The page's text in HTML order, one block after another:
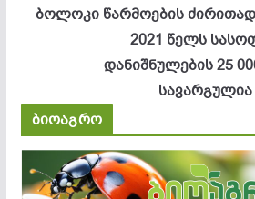
ბოლოკი წარმოების
2021 წელს
დანიშნულების 25
ბიოაგრო